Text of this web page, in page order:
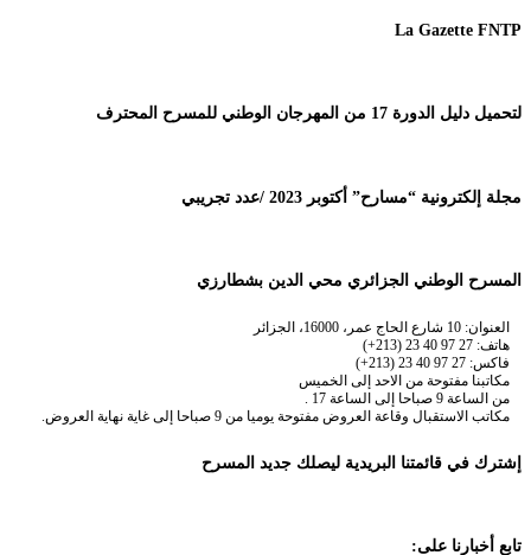
La Gazette FNTP
لتحميل دليل الدورة 17 من المهرجان الوطني للمسرح المحترف
مجلة إلكترونية “مسارح” أكتوبر 2023 /عدد تجريبي
المسرح الوطني الجزائري محي الدين بشطارزي
العنوان: 10 شارع الحاج عمر، 16000، الجزائر
هاتف: 27 97 40 23 (213+)
فاكس: 27 97 40 23 (213+)
مكاتبنا مفتوحة من الاحد إلى الخميس
من الساعة 9 صباحا إلى الساعة 17 .
مكاتب الاستقبال وقاعة العروض مفتوحة يوميا من 9 صباحا إلى غاية نهاية العروض.
إشترك في قائمتنا البريدية ليصلك جديد المسرح
تابع أخبارنا على: